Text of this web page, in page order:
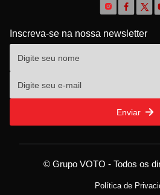
Inscreva-se na nossa newsletter
Enviar
© Grupo VOTO - Todos os
Política de